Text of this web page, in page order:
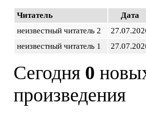
Читатель Дата
неизвестный читатель 2
неизвестный читатель 1
Сегодня 0
произведения